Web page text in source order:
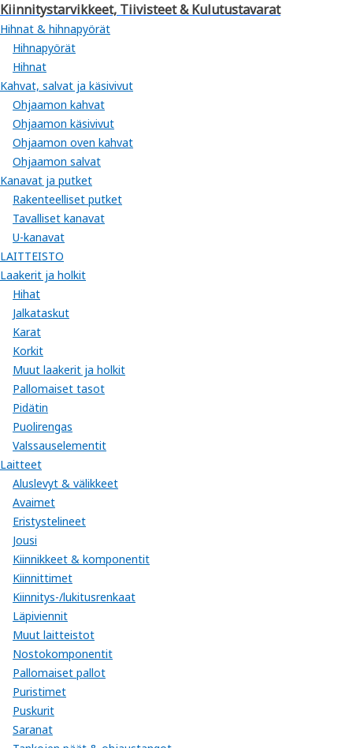
Kiinnitystarvikkeet, Tiivisteet & Kulutustavarat
Hihnat & hihnapyörät
Hihnapyörät
Hihnat
Kahvat, salvat ja käsivivut
Ohjaamon kahvat
Ohjaamon käsivivut
Ohjaamon oven kahvat
Ohjaamon salvat
Kanavat ja putket
Rakenteelliset putket
Tavalliset kanavat
U-kanavat
LAITTEISTO
Laakerit ja holkit
Hihat
Jalkataskut
Karat
Korkit
Muut laakerit ja holkit
Pallomaiset tasot
Pidätin
Puolirengas
Valssauselementit
Laitteet
Aluslevyt & välikkeet
Avaimet
Eristystelineet
Jousi
Kiinnikkeet & komponentit
Kiinnittimet
Kiinnitys-/lukitusrenkaat
Läpiviennit
Muut laitteistot
Nostokomponentit
Pallomaiset pallot
Puristimet
Puskurit
Saranat